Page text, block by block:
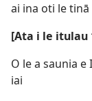
ai ina oti le tinā
[Ata i le itulau
O le a saunia
iai